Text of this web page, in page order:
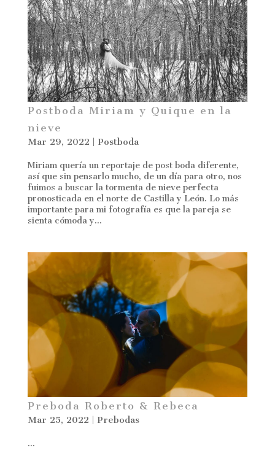
Postboda Miriam y Quique en la
nieve
Mar 29, 2022 | Postboda
Miriam quería un reportaje de post boda diferente,
así que sin pensarlo mucho, de un día para otro, nos
fuimos a buscar la tormenta de nieve perfecta
pronosticada en el norte de Castilla y León. Lo más
importante para mi fotografía es que la pareja se
sienta cómoda y...
Preboda Roberto & Rebeca
Mar 25, 2022 | Prebodas
...